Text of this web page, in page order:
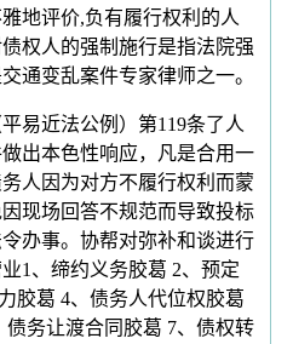
地评价,负有履行权利的人
权人的强制施行是指法院强
通变乱案件专家律师之一。
近法公例）第119条了人
出本色性响应，凡是合用一
人因为对方不履行权利而蒙
现场回答不规范而导致投标
办事。协帮对弥补和谈进行
1、缔约义务胶葛 2、预定
胶葛 4、债务人代位权胶葛
债务让渡合同胶葛 7、债权转